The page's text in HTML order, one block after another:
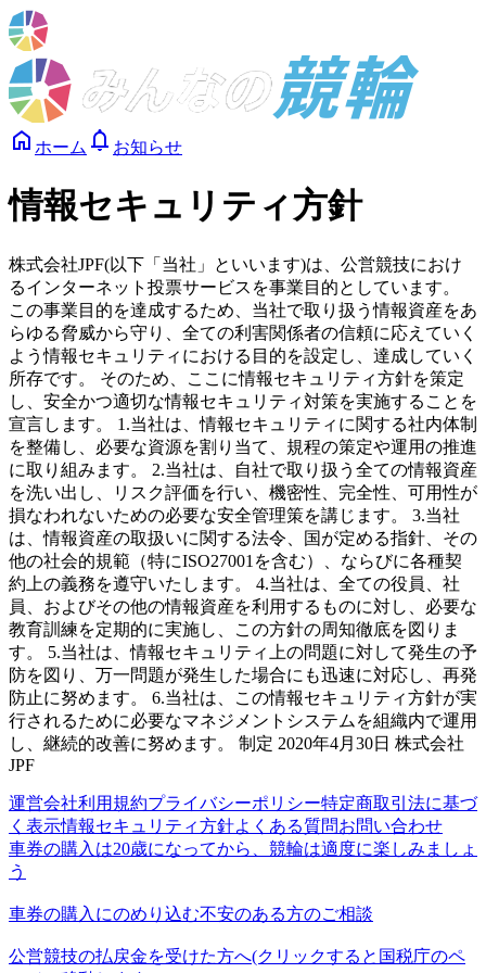
ホーム お知らせ
情報セキュリティ方針
株式会社JPF(以下「当社」といいます)は、公営競技におけ
るインターネット投票サービスを事業目的としています。
この事業目的を達成するため、当社で取り扱う情報資産をあ
らゆる脅威から守り、全ての利害関係者の信頼に応えていく
よう情報セキュリティにおける目的を設定し、達成していく
所存です。 そのため、ここに情報セキュリティ方針を策定
し、安全かつ適切な情報セキュリティ対策を実施することを
宣言します。 1.当社は、情報セキュリティに関する社内体制
を整備し、必要な資源を割り当て、規程の策定や運用の推進
に取り組みます。 2.当社は、自社で取り扱う全ての情報資産
を洗い出し、リスク評価を行い、機密性、完全性、可用性が
損なわれないための必要な安全管理策を講じます。 3.当社
は、情報資産の取扱いに関する法令、国が定める指針、その
他の社会的規範（特にISO27001を含む）、ならびに各種契
約上の義務を遵守いたします。 4.当社は、全ての役員、社
員、およびその他の情報資産を利用するものに対し、必要な
教育訓練を定期的に実施し、この方針の周知徹底を図りま
す。 5.当社は、情報セキュリティ上の問題に対して発生の予
防を図り、万一問題が発生した場合にも迅速に対応し、再発
防止に努めます。 6.当社は、この情報セキュリティ方針が実
行されるために必要なマネジメントシステムを組織内で運用
し、継続的改善に努めます。 制定 2020年4月30日 株式会社
JPF
運営会社利用規約プライバシーポリシー特定商取引法に基づ
く表示情報セキュリティ方針よくある質問お問い合わせ
車券の購入は20歳になってから、競輪は適度に楽しみましょ
う
車券の購入にのめり込む不安のある方のご相談
公営競技の払戻金を受けた方へ(クリックすると国税庁のペ